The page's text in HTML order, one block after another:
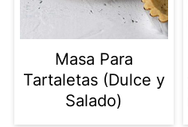
Masa Para
Tartaletas (Dulce y
Salado)